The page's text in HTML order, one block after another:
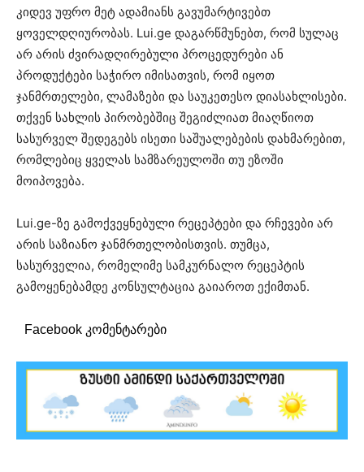
კიდევ უფრო მეტ ადამიანს გავუმარტივებთ
ყოველდღიურობას. Lui.ge დაგარწმუნებთ, რომ სულაც
არ არის ძვირადღირებული პროცედურები ან
პროდუქტები საჭირო იმისათვის, რომ იყოთ
ჯანმრთელები, ლამაზები და საუკეთესო დიასახლისები.
თქვენ სახლის პირობებშიც შეგიძლიათ მიაღწიოთ
სასურველ შედეგებს ისეთი საშუალებების დახმარებით,
რომლებიც ყველას სამზარეულოში თუ ეზოში
მოიპოვება.
Lui.ge-ზე გამოქვეყნებული რეცეპტები და რჩევები არ
არის საზიანო ჯანმრთელობისთვის. თუმცა,
სასურველია, რომელიმე სამკურნალო რეცეპტის
გამოყენებამდე კონსულტაცია გაიაროთ ექიმთან.
Facebook კომენტარები